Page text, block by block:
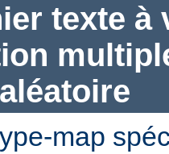
texte à
map